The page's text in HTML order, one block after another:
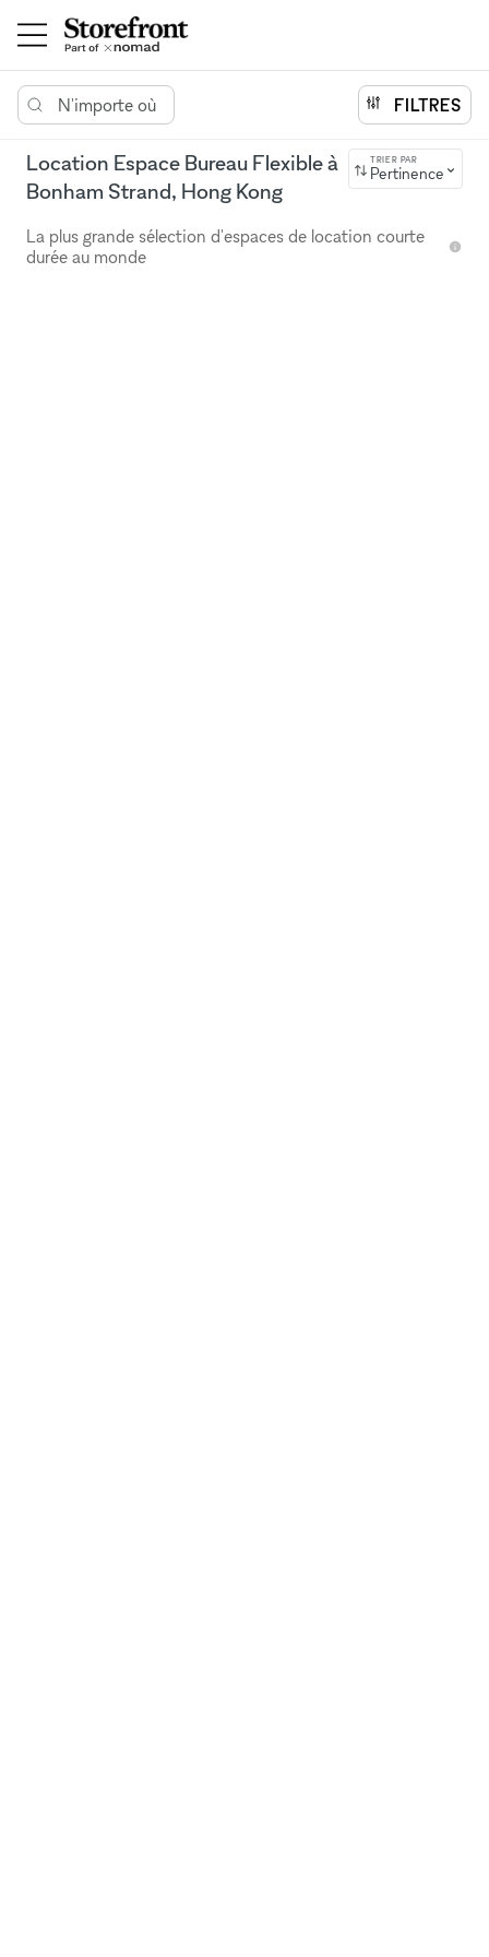
N'importe où FILTRES
Location Espace Bureau Flexible à
Bonham Strand, Hong Kong
TRIER PAR
Pertinence
La plus grande sélection d'espaces de location courte
durée au monde